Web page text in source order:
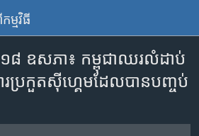
ម្មវិធី​
៨ ឧសភា៖ កម្ពុជា​ឈរ​លំដាប់​
រ​ប្រកួត​ស៊ីហ្គេម​ដែល​បាន​បញ្ចប់